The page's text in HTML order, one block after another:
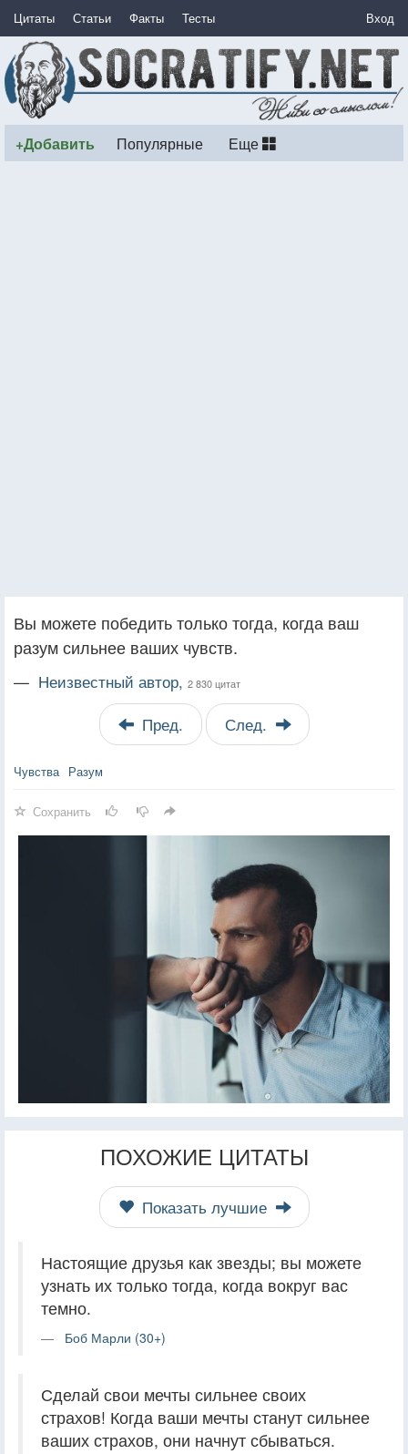
Цитаты Статьи Факты Тесты Вход
+Добавить Популярные Еще
Вы можете победить только тогда, когда ваш
разум сильнее ваших чувств.
— Неизвестный автор, 2 830 цитат
Пред. След.
Чувства Разум
Сохранить
ПОХОЖИЕ ЦИТАТЫ
Показать лучшие
Настоящие друзья как звезды; вы можете
узнать их только тогда, когда вокруг вас
темно.
Боб Марли (30+)
Сделай свои мечты сильнее своих
страхов! Когда ваши мечты станут сильнее
ваших страхов, они начнут сбываться.